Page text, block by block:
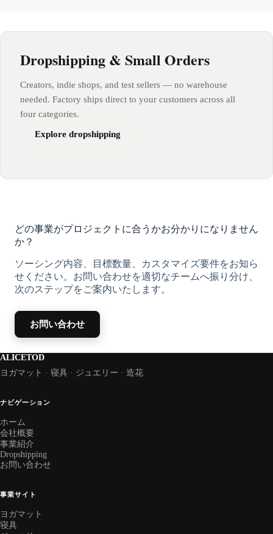
Dropshipping & Small Orders
Creators, indie shops, and test sellers — no warehouse
needed. Factory ships direct to your customers across all
four categories.
Explore dropshipping
どの事業がプロジェクトに合うかお分かりになりません
か？
ソーシング内容、目標数量、カスタマイズ要件をお知ら
せください。お問い合わせを適切なチームへ振り分け、
次のステップをご案内いたします。
お問い合わせ
ALICETOD
ヨガマット · 寝具 · ジュエリー · 造花
ナビゲーション
ホーム
会社概要
事業紹介
Dropshipping
お問い合わせ
事業サイト
ヨガマット
寝具